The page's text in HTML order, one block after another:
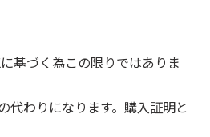
基づく為この限りではありま
わりになります。購入証明と